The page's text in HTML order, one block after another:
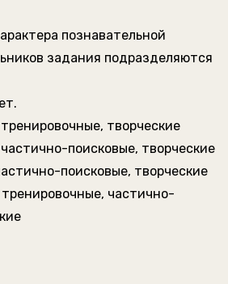
познавательной
задания подразделяются
творческие
поисковые, творческие
поисковые, творческие
частично-